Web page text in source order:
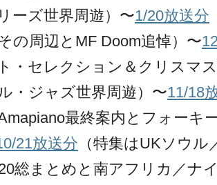
ーズ世界周遊）〜1/20放送分
の周辺とMF Doom追悼）〜
・セレクション＆クリスマ
・ジャズ世界周遊）〜11/18
最終案内とフォーキ
21放送分 （特集はUKソウ
総まとめと南アフリカ／ナ